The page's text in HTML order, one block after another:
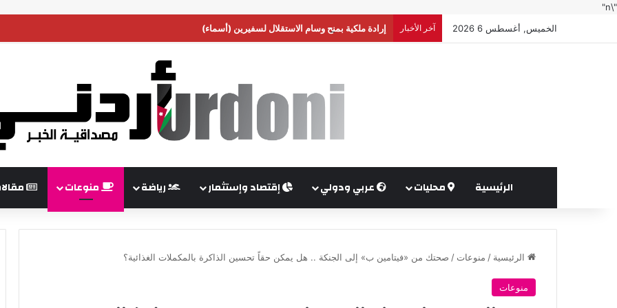
"\n"
الخميس, أغسطس 6 2026
آخر الأخبار إرادة ملكية بمنح وسام الاستقلال لسفيرين (أسماء)
الرئيسية محليات عربي ودولي إقتصاد وإستثمار رياضة منوعات
الرئيسية / منوعات / صحتك من «فيتامين ب» إلى الجنكة .. هل يمكن حقاً تحسين الذاكرة بالمكملات الغذائية؟
منوعات